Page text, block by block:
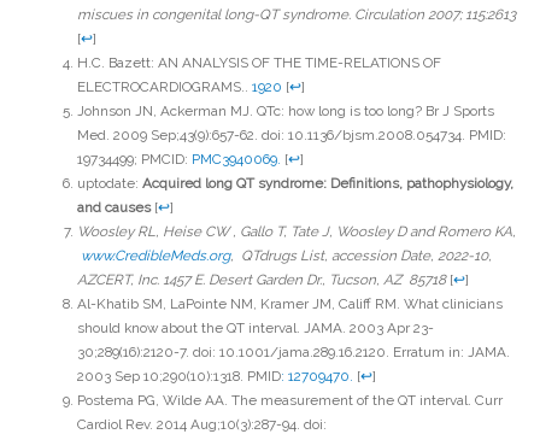
miscues in congenital long-QT syndrome. Circulation 2007; 115:2613
[↩]
H.C. Bazett: AN ANALYSIS OF THE TIME-RELATIONS OF
ELECTROCARDIOGRAMS.. 1920 [↩]
Johnson JN, Ackerman MJ. QTc: how long is too long? Br J Sports
Med. 2009 Sep;43(9):657-62. doi: 10.1136/bjsm.2008.054734. PMID:
19734499; PMCID: PMC3940069. [↩]
uptodate: Acquired long QT syndrome: Definitions, pathophysiology,
and causes[↩]
Woosley RL, Heise CW , Gallo T, Tate J, Woosley D and Romero KA,
www.CredibleMeds.org, QTdrugs List, accession Date, 2022-10,
AZCERT, Inc. 1457 E. Desert Garden Dr., Tucson, AZ 85718[↩]
Al-Khatib SM, LaPointe NM, Kramer JM, Califf RM. What clinicians
should know about the QT interval. JAMA. 2003 Apr 23-
30;289(16):2120-7. doi: 10.1001/jama.289.16.2120. Erratum in: JAMA.
2003 Sep 10;290(10):1318. PMID: 12709470. [↩]
Postema PG, Wilde AA. The measurement of the QT interval. Curr
Cardiol Rev. 2014 Aug;10(3):287-94. doi: